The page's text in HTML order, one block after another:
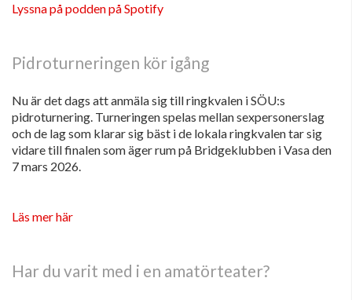
Lyssna på podden på Spotify
Pidroturneringen kör igång
Nu är det dags att anmäla sig till ringkvalen i SÖU:s
pidroturnering. Turneringen spelas mellan sexpersonerslag
och de lag som klarar sig bäst i de lokala ringkvalen tar sig
vidare till finalen som äger rum på Bridgeklubben i Vasa den
7 mars 2026.
Läs mer här
Har du varit med i en amatörteater?